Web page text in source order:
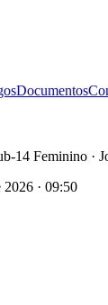
Documentos
14 Feminino ·
2026 · 09:50